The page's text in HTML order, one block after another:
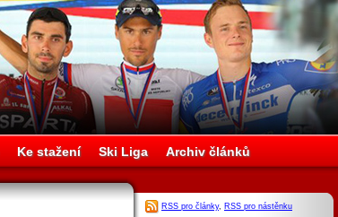
Ke stažení Ski Liga Archiv článků
RSS pro články, RSS pro nástěnku